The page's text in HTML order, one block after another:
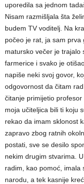
uporedila sa jednom
Nisam razmišljala šta
budem TV voditelj. Na
počeo je rat, ja sam
matursko večer je trajalo
farmerice i svako je
napiše neki svoj govor,
odgovornost da čitam
čitanje primijetio
moja učiteljica bili ti koju
rekao da imam sklonost
zapravo zbog ratnih
postati, sve se desilo
nekim drugim stvarima.
radim, kao pomoć, imala
narodu, a tek kasnije